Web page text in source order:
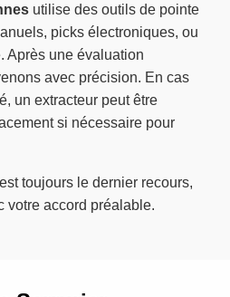
utilise des outils de pointe
picks électroniques, ou
Après une évaluation
avec précision. En cas
un extracteur peut être
si nécessaire pour
toujours le dernier recours,
votre accord préalable.